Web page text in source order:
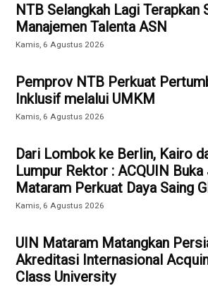
NTB Selangkah Lagi Terapkan
Manajemen Talenta ASN
Kamis, 6 Agustus 2026
Pemprov NTB Perkuat
Inklusif melalui UMKM
Kamis, 6 Agustus 2026
Dari Lombok ke Berlin, Kairo
Lumpur Rektor : ACQUIN Buka
Mataram Perkuat Daya Saing
Kamis, 6 Agustus 2026
UIN Mataram Matangkan
Akreditasi Internasional
Class University